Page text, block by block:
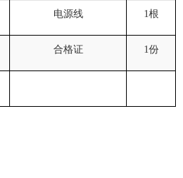
电源线 1根
合格证 1份